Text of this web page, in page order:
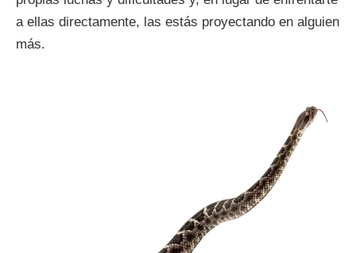
a ellas directamente, las estás proyectando en alguien
más.